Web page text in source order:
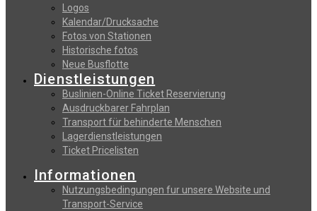
Logos
Kalendar/Drucksache
Fotos von Stationen
Historische fotos
Neue Busflotte
Dienstleistungen
Buslinien-Online Ticket Reservierung
Αusdruckbarer Fahrplan
Transport für behinderte Menschen
Lagerdienstleistungen
Ticket Pricelisten
Informationen
Nutzungsbedingungen fur unsere Website und
Transport-Service